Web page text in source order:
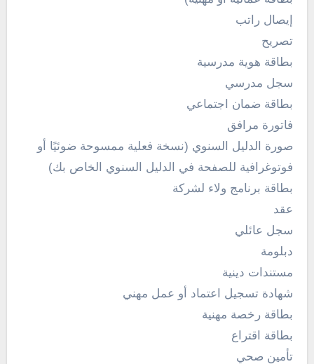
إيصال راتب
تصريح
بطاقة هوية مدرسية
سجل مدرسي
بطاقة ضمان اجتماعي
فاتورة مرافق
صورة الدليل السنوي (نسخة فعلية ممسوحة ضوئيًا أو
فوتوغرافية للصفحة في الدليل السنوي الخاص بك)
بطاقة برنامج ولاء لشركة
عقد
سجل عائلي
دبلومة
مستندات دينية
شهادة تسجيل اعتماد أو عمل مهني
بطاقة رخصة مهنية
بطاقة اقتراع
تأمين صحي